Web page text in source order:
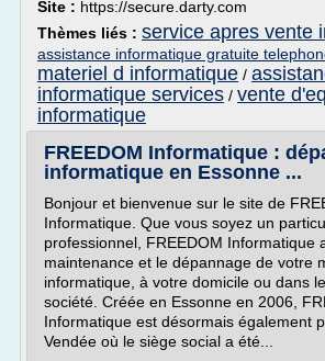
Site : https://secure.darty.com
Thèmes liés : service apres vente
assistance informatique gratuite
materiel d informatique /
informatique services / vente
informatique
FREEDOM Informatique :
informatique en Essonne ...
Bonjour et bienvenue sur le site de
Informatique. Que vous soyez un
professionnel, FREEDOM Informatique
maintenance et le dépannage de votre
informatique, à votre domicile ou dans
société. Créée en Essonne en 2006,
Informatique est désormais également
Vendée où le siège social a été...